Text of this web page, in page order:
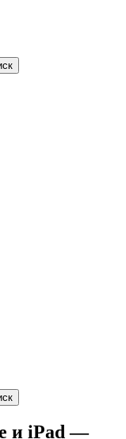
и iPad —